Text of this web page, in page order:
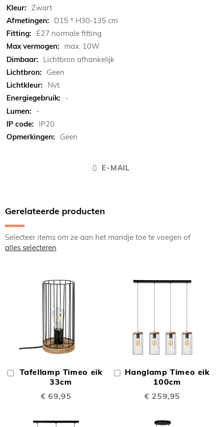
Zwart
D15 * H30-135 cm
E27 normale fitting
max. 10W
Lichtbron afhankelijk
Geen
Nvt
-
-
IP20
Geen
E-MAIL
Gerelateerde producten
Selecteer items om ze aan het mandje toe te voegen of
alles selecteren
Tafellamp Timeo eik
33cm
€ 69,95
In
Winkelwagen
Hanglamp Timeo eik
100cm
€ 259,95
In
Winkelwagen